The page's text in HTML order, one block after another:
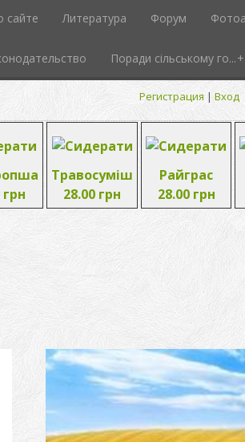
сайте Литература Форум
Поради сільському го...
Регистрация | Вход
грн
Травосуміш
28.00 грн
Райграс
28.00 грн